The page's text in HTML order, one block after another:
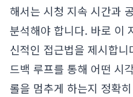
해서는 시청 지속 시간과
분석해야 합니다. 바로 이
신적인 접근법을 제시합
드백 루프를 통해 어떤 시
롤을 멈추게 하는지 정확